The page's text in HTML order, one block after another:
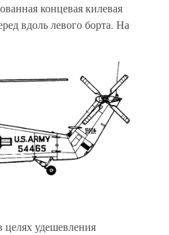
концевая килевая
вдоль левого борта. На
удешевления